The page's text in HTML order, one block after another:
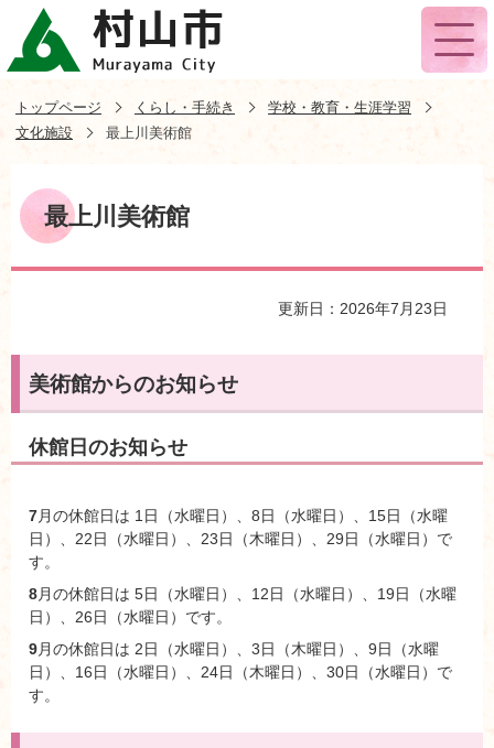
トップページ くらし・手続き
学校・教育・生涯学習
文化施設
最上川美術館
最上川美術館
更新日：2026年7月23日
美術館からのお知らせ
休館日のお知らせ
7月の休館日は 1日（水曜日）、8日（水曜日）、15日（水曜
日）、22日（水曜日）、23日（木曜日）、29日（水曜日）で
す。
8月の休館日は 5日（水曜日）、12日（水曜日）、19日（水曜
日）、26日（水曜日）です。
9月の休館日は 2日（水曜日）、3日（木曜日）、9日（水曜
日）、16日（水曜日）、24日（木曜日）、30日（水曜日）で
す。